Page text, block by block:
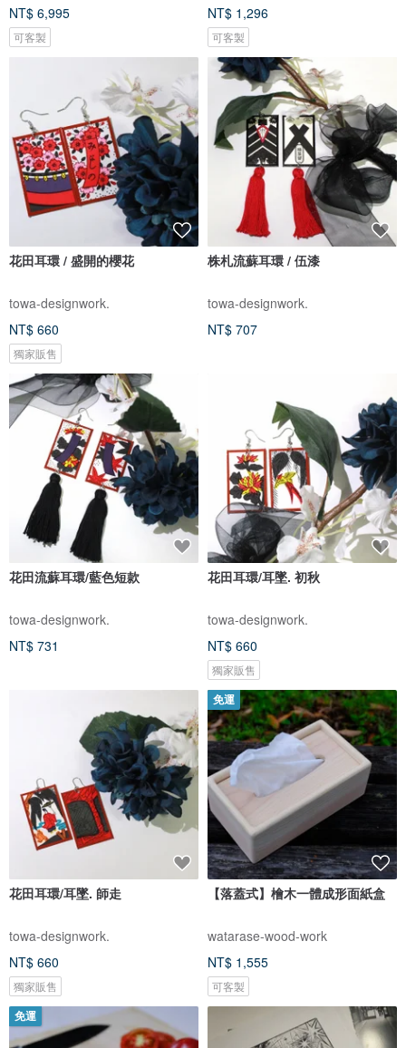
NT$ 6,995
可客製
NT$ 1,296
可客製
花田耳環 / 盛開的櫻花
towa-designwork.
NT$ 660
獨家販售
株札流蘇耳環 / 伍漆
towa-designwork.
NT$ 707
花田流蘇耳環/藍色短款
towa-designwork.
NT$ 731
花田耳環/耳墜. 初秋
towa-designwork.
NT$ 660
獨家販售
花田耳環/耳墜. 師走
towa-designwork.
NT$ 660
獨家販售
免運
【落蓋式】檜木一體成形面紙盒
watarase-wood-work
NT$ 1,555
可客製
免運